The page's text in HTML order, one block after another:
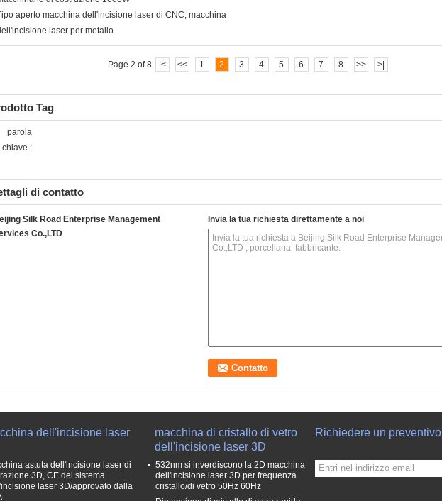
aperto macchina dell'incisione laser di CNC, macchina
laser per metallo
Page 2 of 8 |< << 1 2 3 4 5 6 7 8 >> >|
Tag
parola
chiave :
di contatto
Silk Road Enterprise Management
Co.,LTD
Invia la tua richiesta direttamente a noi
dell'incisione laser
astuta dell'incisione laser di
3D, CE del sistema
laser 3D/approvato dalla
macchina di cristallo di vetro
dell'incisione laser 3D
532nm si inverdiscono la 2D macchina
dell'incisione laser 3D per frequenza
cristallo/di vetro 50Hz 60Hz
Richiedere un preventivo